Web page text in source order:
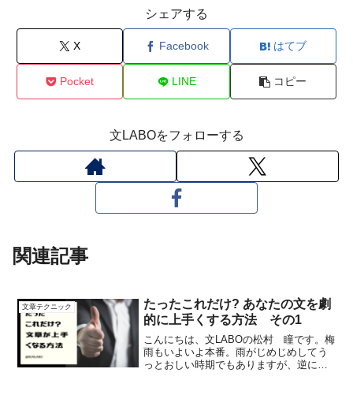
シェアする
X Facebook はてブ
Pocket LINE コピー
文LABOをフォローする
関連記事
文章テクニック
たったこれだけ? あなたの文を劇
的に上手くする方法 その1
こんにちは、文LABOの松村 瞳です。梅
雨もいよいよ本番。雨がじめじめしてう
っとおしい時期でもありますが、逆に言